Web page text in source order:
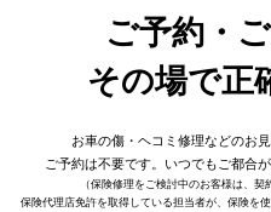
ご予約・
その場で正
お車の傷・ヘコミ修理などのお
ご予約は不要です。 いつでもご都合
（保険修理をご検討中のお客様は、契
保険代理店免許を取得している担当者が、 保険を